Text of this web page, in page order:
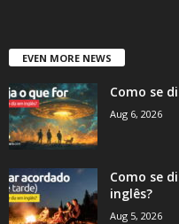
EVEN MORE NEWS
Como se
Aug 6, 2026
Como se
inglês?
Aug 5, 2026